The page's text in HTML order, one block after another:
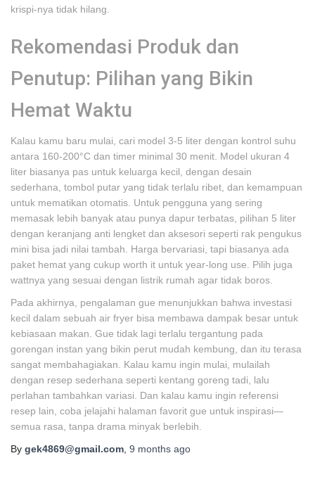
krispi-nya tidak hilang.
Rekomendasi Produk dan
Penutup: Pilihan yang Bikin
Hemat Waktu
Kalau kamu baru mulai, cari model 3-5 liter dengan kontrol suhu
antara 160-200°C dan timer minimal 30 menit. Model ukuran 4
liter biasanya pas untuk keluarga kecil, dengan desain
sederhana, tombol putar yang tidak terlalu ribet, dan kemampuan
untuk mematikan otomatis. Untuk pengguna yang sering
memasak lebih banyak atau punya dapur terbatas, pilihan 5 liter
dengan keranjang anti lengket dan aksesori seperti rak pengukus
mini bisa jadi nilai tambah. Harga bervariasi, tapi biasanya ada
paket hemat yang cukup worth it untuk year-long use. Pilih juga
wattnya yang sesuai dengan listrik rumah agar tidak boros.
Pada akhirnya, pengalaman gue menunjukkan bahwa investasi
kecil dalam sebuah air fryer bisa membawa dampak besar untuk
kebiasaan makan. Gue tidak lagi terlalu tergantung pada
gorengan instan yang bikin perut mudah kembung, dan itu terasa
sangat membahagiakan. Kalau kamu ingin mulai, mulailah
dengan resep sederhana seperti kentang goreng tadi, lalu
perlahan tambahkan variasi. Dan kalau kamu ingin referensi
resep lain, coba jelajahi halaman favorit gue untuk inspirasi—
semua rasa, tanpa drama minyak berlebih.
By gek4869@gmail.com 9 months ago